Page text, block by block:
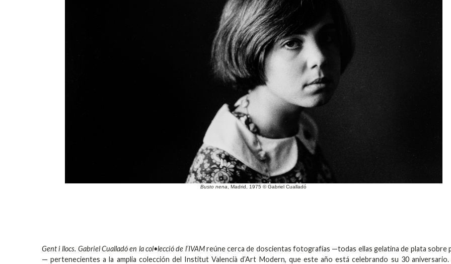
Busto nena , Madrid, 1975 © Gabriel Cualladó
Gent i llocs. Gabriel Cualladó en la col•lecció de l’IVAMreúne cerca de doscientas fotografías —todas ellas gelatina de plata sobre
— pertenecientes a la amplia colección del Institut Valencià d’Art Modern, que este año está celebrando su 30 aniversario.